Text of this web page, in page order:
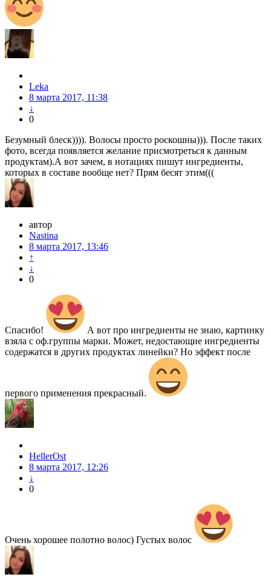
Leka
8 марта 2017, 11:38
↓
0
Безумный блеск)))). Волосы просто роскошны))). После таких
фото, всегда появляется желание присмотреться к данным
продуктам).А вот зачем, в нотациях пишут ингредиенты,
которых в составе вообще нет? Прям бесят этим(((
автор
Nastina
8 марта 2017, 13:46
↑
↓
0
Спасибо!
А вот про ингредиенты не знаю, картинку
взяла с оф.группы марки. Может, недостающие ингредиенты
содержатся в других продуктах линейки? Но эффект после
первого применения прекрасный.
HellerOst
8 марта 2017, 12:26
↓
0
Очень хорошее полотно волос) Густых волос